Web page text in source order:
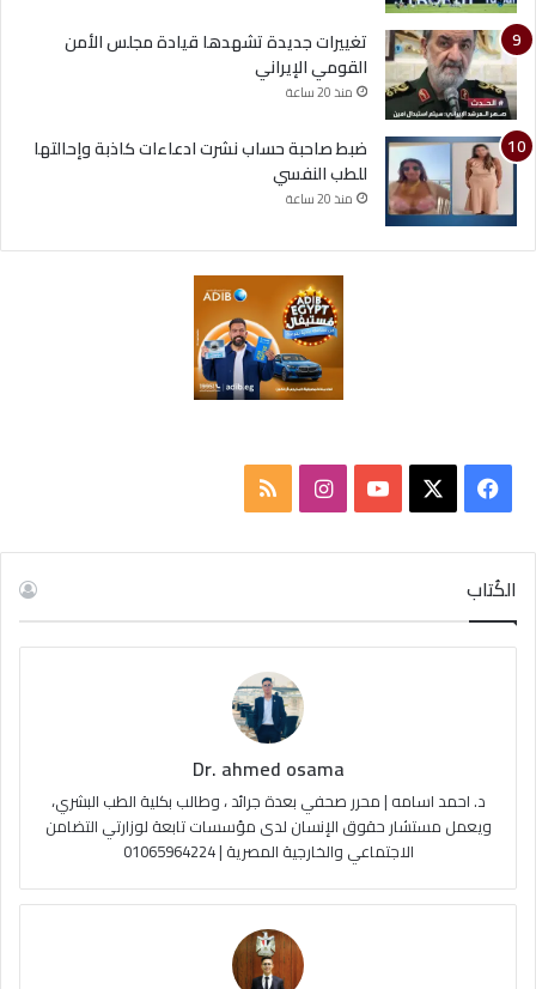
تغييرات جديدة تشهدها قيادة مجلس الأمن
القومي الإيراني
منذ 20 ساعة
ضبط صاحبة حساب نشرت ادعاءات كاذبة وإحالتها
للطب النفسي
منذ 20 ساعة
س
ب
u
e
ت
ا
م
ص
ا
ل
م
و
R
الكُتاب
Dr. ahmed osama
د. احمد اسامه | محرر صحفي بعدة جرائد ، وطالب بكلية الطب البشري،
ويعمل مستشار حقوق الإنسان لدى مؤسسات تابعة لوزارتي التضامن
الاجتماعي والخارجية المصرية | 01065964224